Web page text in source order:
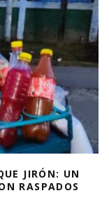
JIRÓN: UN
RASPADOS